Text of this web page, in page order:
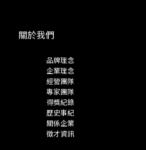
關於我們
品牌理念
企業理念
經營團隊
專家團隊
得獎紀錄
歷史事紀
關係企業
徵才資訊